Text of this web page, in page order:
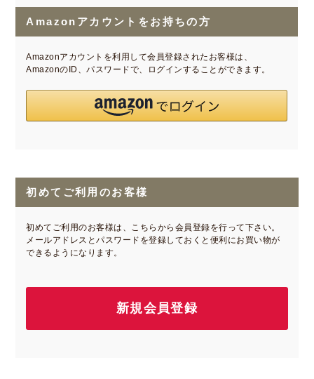
Amazonアカウントをお持ちの方
Amazonアカウントを利用して会員登録されたお客様は、
AmazonのID、パスワードで、ログインすることができます。
初めてご利用のお客様
初めてご利用のお客様は、こちらから会員登録を行って下さい。
メールアドレスとパスワードを登録しておくと便利にお買い物が
できるようになります。